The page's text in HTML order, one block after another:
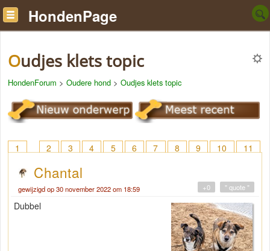
HondenPage
Oudjes klets topic
HondenForum > Oudere hond > Oudjes klets topic
1 2 3 4 5 6 7 8 9 10
11
Chantal
gewijzigd op 30 november 2022 om 18:59 " quote "
+0
Dubbel